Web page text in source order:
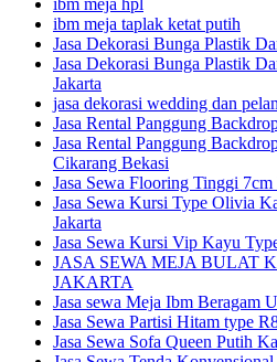
ibm meja taplak ketat putih
Jasa Dekorasi Bunga Plastik
Jasa Dekorasi Bunga Plastik
Jakarta
jasa dekorasi wedding dan
Jasa Rental Panggung
Jasa Rental Panggung
Cikarang Bekasi
Jasa Sewa Flooring Tinggi
Jasa Sewa Kursi Type Olivia
Jakarta
Jasa Sewa Kursi Vip Kayu
JASA SEWA MEJA BULAT
JAKARTA
Jasa sewa Meja Ibm Beragam
Jasa Sewa Partisi Hitam type
Jasa Sewa Sofa Queen Putih